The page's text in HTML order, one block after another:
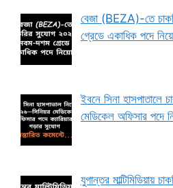
বেজা (BEZA)-তে
গ্রেডে একাধিক পদে
ইবনে সিনা হাসপাতালে
মেডিকেল অফিসার পদে
যুগান্তর মাল্টিমিডিয়ায়